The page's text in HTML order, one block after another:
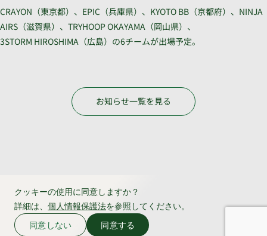
CRAYON（東京都）、EPIC（兵庫県）、KYOTO BB（京都府）、NINJA
AIRS（滋賀県）、TRYHOOP OKAYAMA（岡山県）、
3STORM HIROSHIMA（広島）の6チームが出場予定。
お知らせ一覧を見る
クッキーの使用に同意しますか？
詳細は、 個人情報保護法を参照してください。
同意する
同意しない